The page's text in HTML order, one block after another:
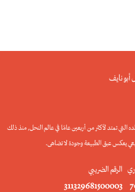
مستلهمًا من خبرة والده التي تمتد لأكثر من أربعين عامًا في عالم النحل, منذ ذلك
يعكس عبق الطبيعة وجودة لا تضاهى.
الرقم الضريبي
311329681500003